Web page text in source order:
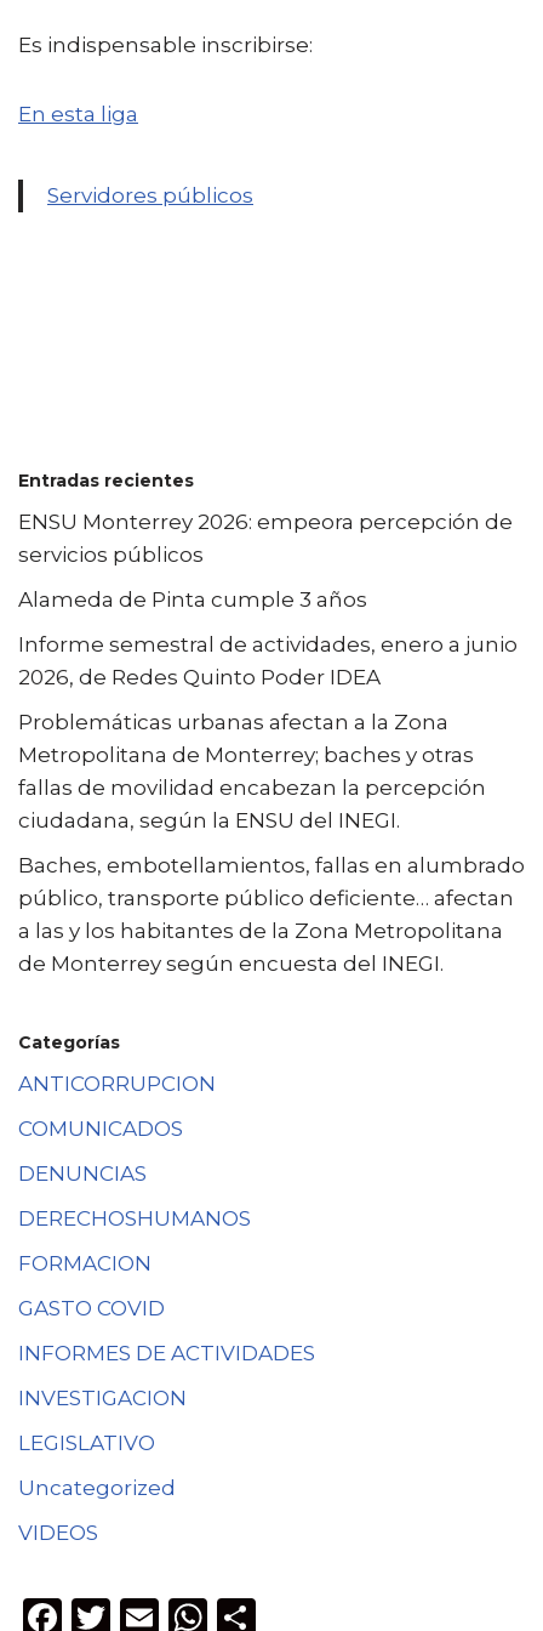
Es indispensable inscribirse:
En esta liga
Servidores públicos
Entradas recientes
ENSU Monterrey 2026: empeora percepción de
servicios públicos
Alameda de Pinta cumple 3 años
Informe semestral de actividades, enero a junio
2026, de Redes Quinto Poder IDEA
Problemáticas urbanas afectan a la Zona
Metropolitana de Monterrey; baches y otras
fallas de movilidad encabezan la percepción
ciudadana, según la ENSU del INEGI.
Baches, embotellamientos, fallas en alumbrado
público, transporte público deficiente… afectan
a las y los habitantes de la Zona Metropolitana
de Monterrey según encuesta del INEGI.
Categorías
ANTICORRUPCION
COMUNICADOS
DENUNCIAS
DERECHOSHUMANOS
FORMACION
GASTO COVID
INFORMES DE ACTIVIDADES
INVESTIGACION
LEGISLATIVO
Uncategorized
VIDEOS
F
T
E
W